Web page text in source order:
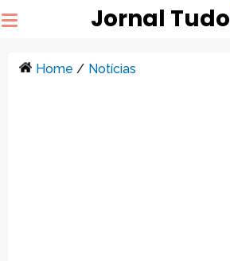
Jornal Tudo
Home / Notícias